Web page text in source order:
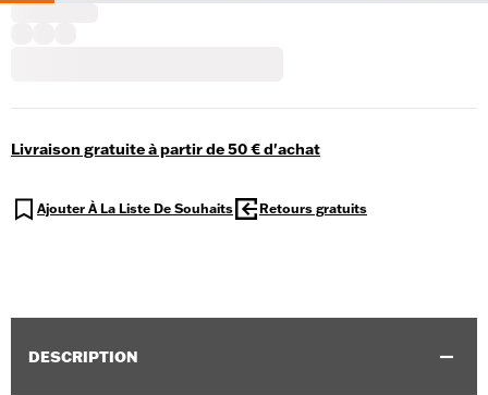
Livraison gratuite à partir de 50 € d'achat
Ajouter À La Liste De Souhaits Retours gratuits
DESCRIPTION